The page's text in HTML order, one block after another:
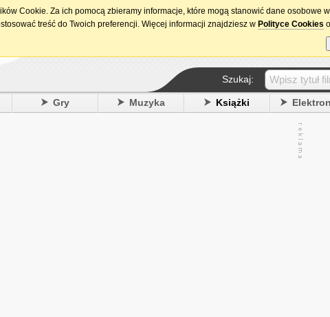
15. urodziny DataPremiery.pl
Szukaj:
Gry Muzyka Książki
Cookie. Za ich pomocą zbieramy informacje, które mogą stanowić dane osobowe
treść do Twoich preferencji. Więcej informacji znajdziesz w Polityce Cookies